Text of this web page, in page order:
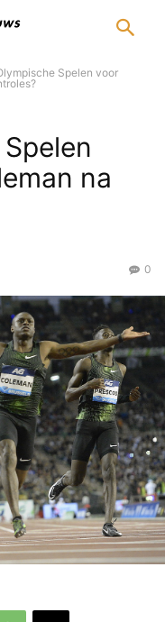
Spelen voor
na
0